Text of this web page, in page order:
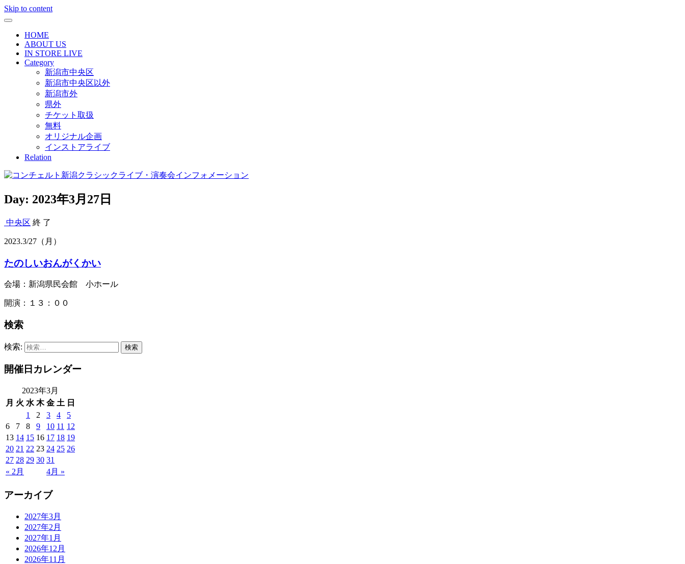
Skip to content
HOME
ABOUT US
IN STORE LIVE
Category
新潟市中央区
新潟市中央区以外
新潟市外
県外
チケット取扱
無料
オリジナル企画
インストアライブ
Relation
Day: 2023年3月27日
中央区 終 了
2023.3/27 （月）
たのしいおんがくかい
会場：新潟県民会館 小ホール
開演：１３：００
検索
検索:
開催日カレンダー
2023年3月
月 火 水 木 金 土 日
« 2月 4月 »
1 2 3 4
5
6
7 8 9 10 11 12
13 14 15 16 17 18 19
20 21 22 23 24 25 26
27 28 29 30 31
アーカイブ
2027年3月
2027年2月
2027年1月
2026年12月
2026年11月